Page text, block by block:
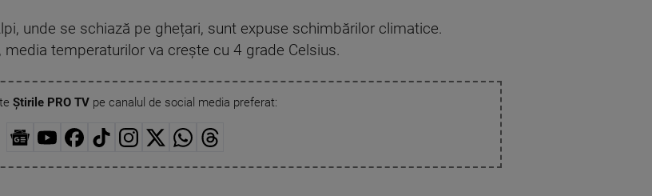
unde se schiază pe ghețari, sunt expuse schimbărilor climatice.
temperaturilor va crește cu 4 grade Celsius.
Știrile PRO TVpe canalul de social media preferat: